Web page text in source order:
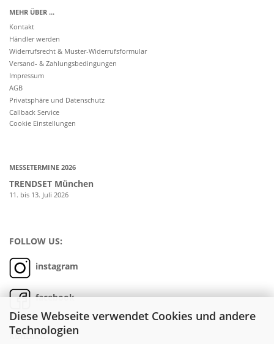
Diese Webseite verwendet Cookies und andere
Technologien
MEHR ÜBER ...
Kontakt
Händler werden
Widerrufsrecht & Muster-Widerrufsformular
Versand- & Zahlungsbedingungen
Impressum
AGB
Privatsphäre und Datenschutz
Callback Service
Cookie Einstellungen
MESSETERMINE 2026
TRENDSET München
11. bis 13. Juli 2026
FOLLOW US:
instagram
facebook
Kontakt: